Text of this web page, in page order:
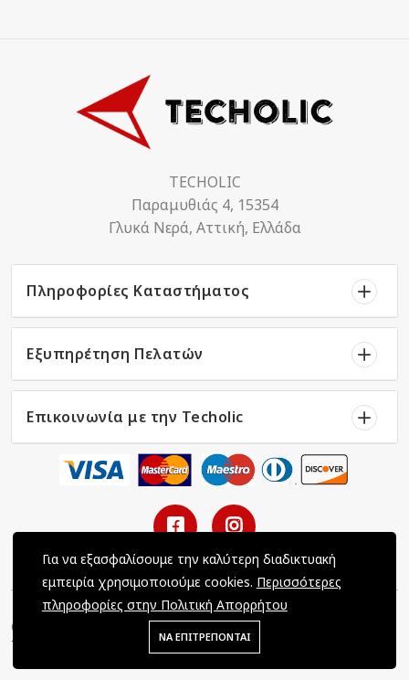
TECHOLIC
Παραμυθιάς 4, 15354
Γλυκά Νερά, Αττική, Ελλάδα
Πληροφορίες Καταστήματος
Εξυπηρέτηση Πελατών
Επικοινωνία με την Techolic
Copyright © 2022 Techolic / All Rights Reserved / Powered by
Tec-Dynamics LTD
Για να εξασφαλίσουμε την καλύτερη διαδικτυακή
εμπειρία χρησιμοποιούμε cookies. Περισσότερες
πληροφορίες στην Πολιτική Απορρήτου
ΝΑ ΕΠΙΤΡΕΠΟΝΤΑΙ